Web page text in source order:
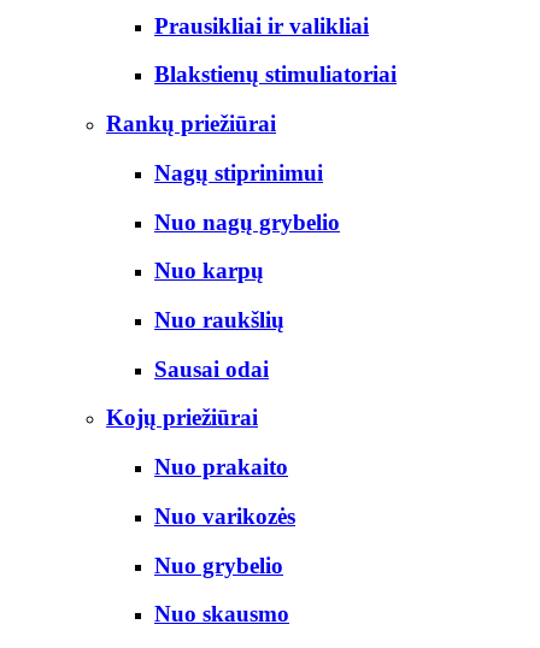
Prausikliai ir valikliai
Blakstienų stimuliatoriai
Rankų priežiūrai
Nagų stiprinimui
Nuo nagų grybelio
Nuo karpų
Nuo raukšlių
Sausai odai
Kojų priežiūrai
Nuo prakaito
Nuo varikozės
Nuo grybelio
Nuo skausmo